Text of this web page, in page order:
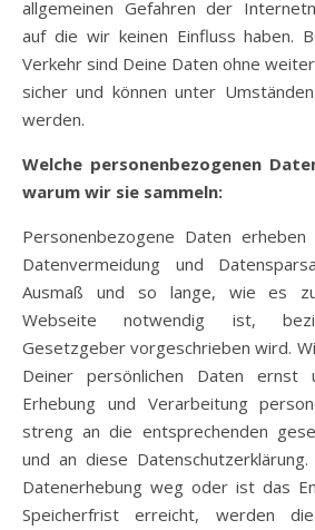
allgemeinen Gefahren der
auf die wir keinen Einfluss haben.
Verkehr sind Deine Daten ohne
sicher und können unter
werden.
Welche personenbezogenen
warum wir sie sammeln:
Personenbezogene Daten
Datenvermeidung und
Ausmaß und so lange, wie es
Webseite notwendig ist,
Gesetzgeber vorgeschrieben wird.
Deiner persönlichen Daten
Erhebung und Verarbeitung
streng an die entsprechenden
und an diese
Datenerhebung weg oder ist das
Speicherfrist erreicht, werden